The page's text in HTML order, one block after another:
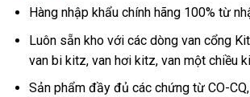
Hàng nhập khẩu chính hãng 100% từ
Luôn sẵn kho với các dòng van cổng
van bi kitz, van hơi kitz, van một chiều
Sản phẩm đầy đủ các chứng từ CO-CQ,